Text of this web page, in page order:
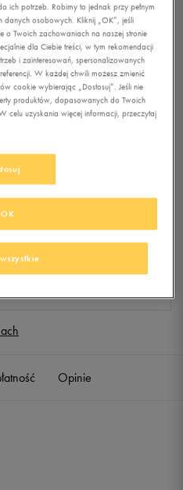
otrzymasz od nas powiadomienie.
Opinie
ich potrzeb. Robimy to jednak przy pełnym
danych osobowych. Kliknij „OK”, jeśli
o Twoich zachowaniach na naszej stronie
dla Ciebie treści, w tym rekomendacji
i zainteresowań, spersonalizowanych
W każdej chwili możesz zmienić
cookie wybierając „Dostosuj”. Jeśli nie
produktów, dopasowanych do Twoich
celu uzyskania więcej informacji, przeczytaj
OK